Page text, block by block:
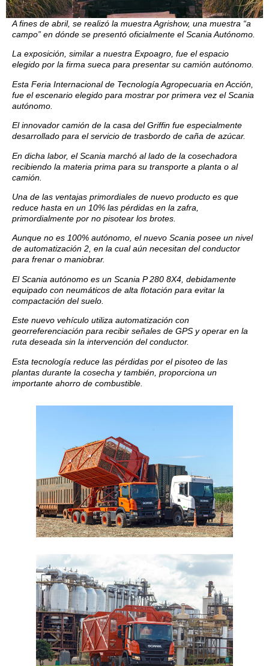
A fines de abril, se realizó la muestra Agrishow, una muestra “a
campo” en dónde se presentó oficialmente el Scania Autónomo.
La exposición, similar a nuestra Expoagro, fue el espacio
elegido por la firma sueca para presentar su camión autónomo.
Esta Feria Internacional de Tecnología Agropecuaria en Acción,
fue el escenario elegido para mostrar por primera vez el Scania
autónomo.
El innovador camión de la casa del Griffin fue especialmente
desarrollado para el servicio de trasbordo de caña de azúcar.
En dicha labor, el Scania marchó al lado de la cosechadora
recibiendo la materia prima para su transporte a planta o al
camión.
Una de las ventajas primordiales de nuevo producto es que
reduce hasta en un 10% las pérdidas en la zafra,
primordialmente por no pisotear los brotes.
Aunque no es 100% autónomo, el nuevo Scania posee un nivel
de automatización 2, en la cual aún necesitan del conductor
para frenar o maniobrar.
El Scania autónomo es un Scania P 280 8X4, debidamente
equipado con neumáticos de alta flotación para evitar la
compactación del suelo.
Este nuevo vehículo utiliza automatización con
georreferenciación para recibir señales de GPS y operar en la
ruta deseada sin la intervención del conductor.
Esta tecnología reduce las pérdidas por el pisoteo de las
plantas durante la cosecha y también, proporciona un
importante ahorro de combustible.